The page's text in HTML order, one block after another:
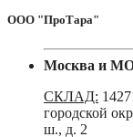
ООО "ПроТара"
Москва и
СКЛАД:
городской
ш., д. 2